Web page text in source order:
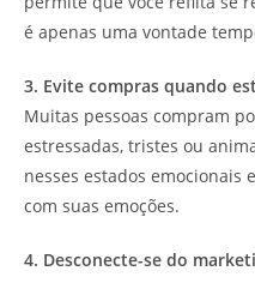
é apenas uma vontade
3. Evite compras quando
Muitas pessoas compram
estressadas, tristes ou
nesses estados
com suas emoções.
4. Desconecte-se do